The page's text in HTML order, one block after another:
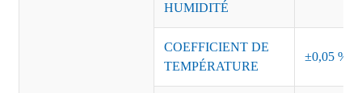
HUMIDITÉ
COEFFICIENT DE
TEMPÉRATURE
±0,05 %/